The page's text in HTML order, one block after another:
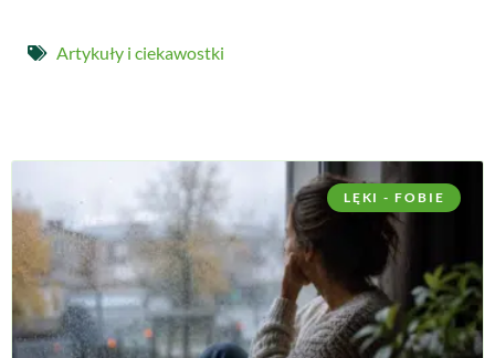
Artykuły i ciekawostki
LĘKI - FOBIE